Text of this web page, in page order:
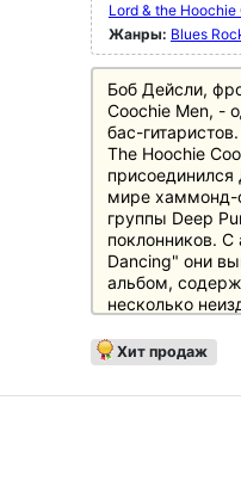
Lord & the
Жанры: Blues
Боб Дейсли,
Coochie Men, -
бас-
The Hoochie
мире хаммонд-
группы Deep
поклонников.
Dancing" они
альбом,
несколько
знаменитые
Deep Purple,
Хит продаж